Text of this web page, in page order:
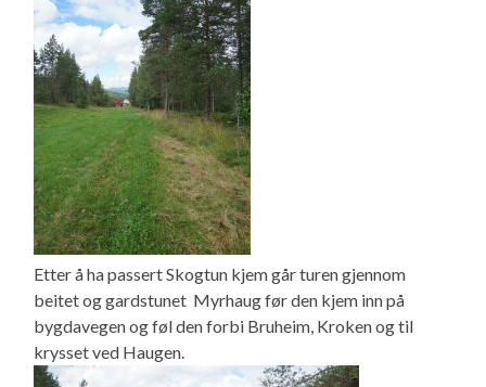
Etter å ha passert Skogtun kjem går turen gjennom
beitet og gardstunet Myrhaug før den kjem inn på
bygdavegen og føl den forbi Bruheim, Kroken og til
krysset ved Haugen.